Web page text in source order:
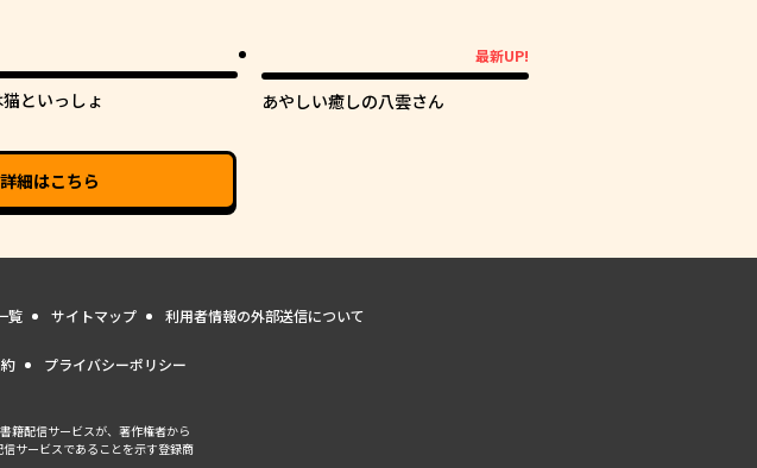
といっしょ
最新UP!
あやしい癒しの八雲さん
細はこちら
覧 サイトマップ 利用者情報の外部送信について
プライバシーポリシー
籍配信サービスが、著作権者から
サービスであることを示す登録商